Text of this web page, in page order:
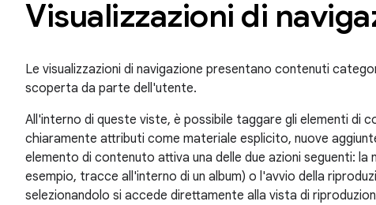
Visualizzazioni di
Le visualizzazioni di navigazione presentano contenuti
scoperta da parte dell'utente.
All'interno di queste viste, è possibile taggare gli elementi di
chiaramente attributi come materiale esplicito, nuove
elemento di contenuto attiva una delle due azioni seguenti: la
esempio, tracce all'interno di un album) o l'avvio della
selezionandolo si accede direttamente alla vista di